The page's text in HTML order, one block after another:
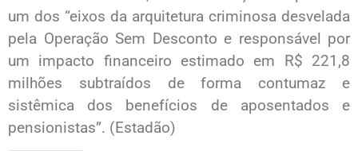
um dos “eixos da arquitetura criminosa desvelada
pela Operação Sem Desconto e responsável por
um impacto financeiro estimado em R$ 221,8
milhões subtraídos de forma contumaz e
sistêmica dos benefícios de aposentados e
pensionistas”. (Estadão)